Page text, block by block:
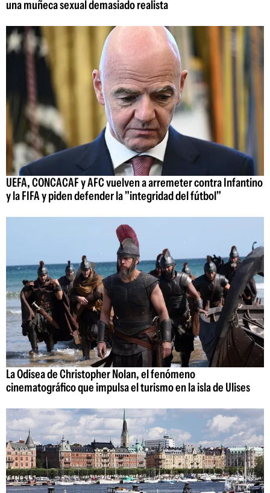
una muñeca sexual demasiado realista
UEFA, CONCACAF y AFC vuelven a arremeter contra Infantino
y la FIFA y piden defender la "integridad del fútbol"
La Odisea de Christopher Nolan, el fenómeno
cinematográfico que impulsa el turismo en la isla de Ulises